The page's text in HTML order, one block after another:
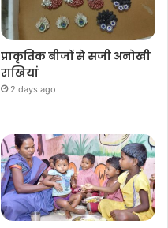
प्राकृतिक बीजों से सजी अनोखी
राखियां
2 days ago